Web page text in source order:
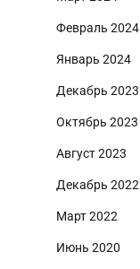
Февраль 2024
Январь 2024
Декабрь 2023
Октябрь 2023
Август 2023
Декабрь 2022
Март 2022
Июнь 2020